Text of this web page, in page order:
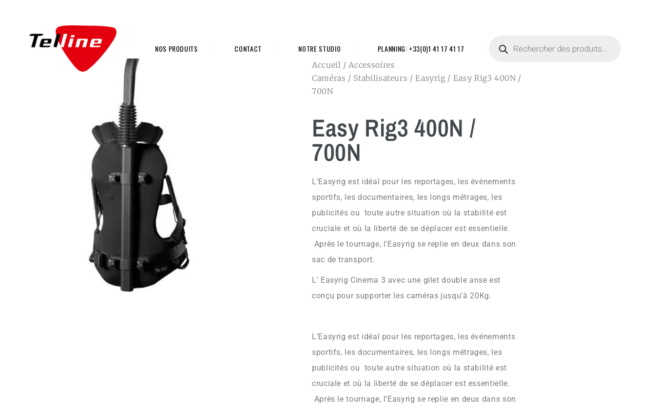
NOS PRODUITS CONTACT NOTRE STUDIO PLANNING: +33(0)1 41 17 41 17
Accueil /Accessoires
Caméras / Stabilisateurs /Easyrig/ Easy Rig3 400N /
700N
Easy Rig3 400N /
700N
L’Easyrig est idéal pour les reportages, les événements
sportifs, les documentaires, les longs métrages, les
publicités ou toute autre situation où la stabilité est
cruciale et où la liberté de se déplacer est essentielle.
Après le tournage, l’Easyrig se replie en deux dans son
sac de transport.
L’ Easyrig Cinema 3 avec une giletdouble anseest
conçu pour supporter les caméras jusqu’à 20Kg.
L’Easyrig est idéal pour les reportages, les événements
sportifs, les documentaires, les longs métrages, les
publicités ou toute autre situation où la stabilité est
cruciale et où la liberté de se déplacer est essentielle.
Après le tournage, l’Easyrig se replie en deux dans son